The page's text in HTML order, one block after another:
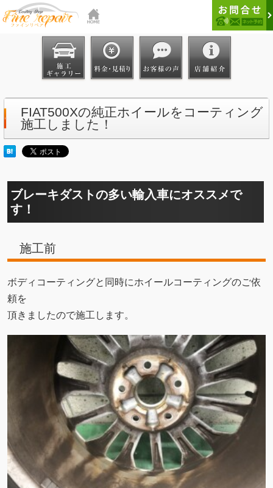
FIAT500Xの純正ホイールをコーティング
施工しました！
ブレーキダストの多い輸入車にオススメで
す！
施工前
ボディコーティングと同時にホイールコーティングのご依
頼を
頂きましたので施工します。